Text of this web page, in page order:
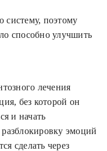
систему, поэтому
способно улучшить
лечения
без которой он
и начать
эмоций
сделать через